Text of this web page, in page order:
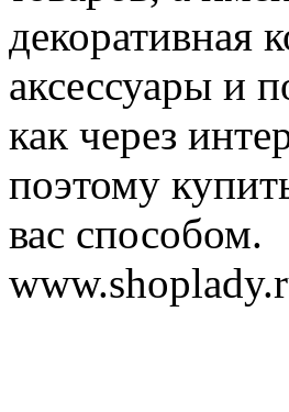
декоративная
аксессуары и
как через
поэтому
вас способом.